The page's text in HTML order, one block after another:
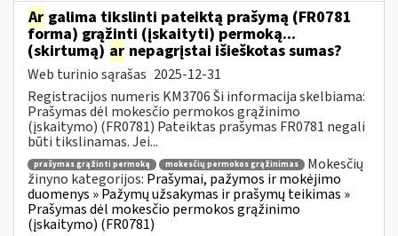
Ar galima tikslinti pateiktą prašymą (FR0781
forma) grąžinti (įskaityti) permoką...
(skirtumą) ar nepagrįstai išieškotas sumas?
Web turinio sąrašas 2025-12-31
Registracijos numeris KM3706 Ši informacija skelbiama:
Prašymas dėl mokesčio permokos grąžinimo
(įskaitymo) (FR0781) Pateiktas prašymas FR0781 negali
būti tikslinamas. Jei...
prašymas grąžinti permoką mokesčių permokos grąžinimas
Mokesčių
žinyno kategorijos: Prašymai, pažymos ir mokėjimo
duomenys » Pažymų užsakymas ir prašymų teikimas »
Prašymas dėl mokesčio permokos grąžinimo
(įskaitymo) (FR0781)